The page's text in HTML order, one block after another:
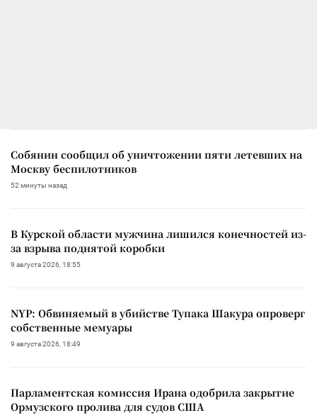
Собянин сообщил об уничтожении пяти летевших на
Москву беспилотников
52 минуты назад
В Курской области мужчина лишился конечностей из-
за взрыва поднятой коробки
9 августа 2026, 18:55
NYP: Обвиняемый в убийстве Тупака Шакура опроверг
собственные мемуары
9 августа 2026, 18:49
Парламентская комиссия Ирана одобрила закрытие
Ормузского пролива для судов США